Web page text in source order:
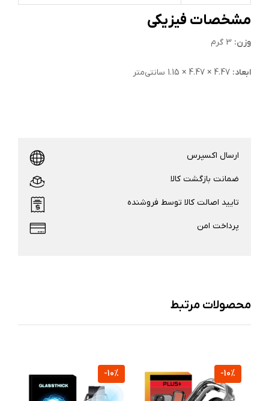
مشخصات فیزیکی
وزن:
ابعاد:
ارسال اکسپرس
ضمانت بازگشت کالا
تایید اصالت کالا توسط فروشنده
پرداخت امن
محصولات مرتبط
-10%
-10%